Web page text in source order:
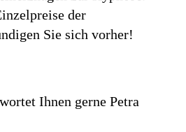
der
Sie sich vorher!
Ihnen gerne Petra